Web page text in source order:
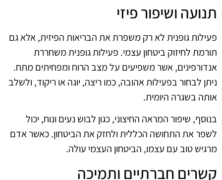
תנועה ושיפור פיזי
פעילות גופנית לא רק משפרת את הבריאות הפיזית, אלא גם
תורמת לחיזוק ביטחון עצמי. פעילות גופנית משחררת
אנדורפינים, אשר משפיעים על מצב הרוח ומפחיתים מתח.
ניתן לבחור בפעילות אהובה, כמו ריצה, יוגה או ריקוד, ולשלב
אותה בשגרה היומית.
בנוסף, שיפור המראה החיצוני, כגון לבוש נעים ונוח, יכול
לשפר את התחושה הכללית ולחזק את הביטחון. כאשר אדם
מרגיש טוב עם עצמו, הביטחון העצמי עולה.
קשרים חברתיים ותמיכה